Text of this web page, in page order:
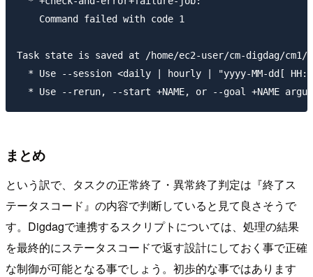
    Command failed with code 1
Task state is saved at /home/ec2-user/cm-digdag/cm1/
* Use --session <daily | hourly | "yyyy-MM-dd[
まとめ
という訳で、タスクの正常終了・異常終了判定は『終了ス
テータスコード』の内容で判断していると見て良さそうで
す。Digdagで連携するスクリプトについては、処理の結果
を最終的にステータスコードで返す設計にしておく事で正確
な制御が可能となる事でしょう。初歩的な事ではあります